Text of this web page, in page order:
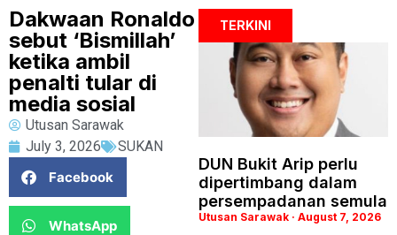
Dakwaan Ronaldo
sebut ‘Bismillah’
ketika ambil
penalti tular di
media sosial
Utusan Sarawak
July 3, 2026
SUKAN
Facebook
WhatsApp
TERKINI
DUN Bukit Arip perlu
dipertimbang dalam
persempadanan semula
Utusan Sarawak August 7, 2026